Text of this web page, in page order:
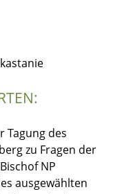
Tagung des
zu Fragen der
NP
ausgewählten